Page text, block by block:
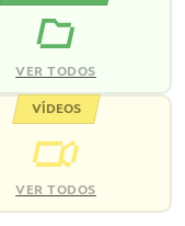
VER TODOS
VÍDEOS
VER TODOS